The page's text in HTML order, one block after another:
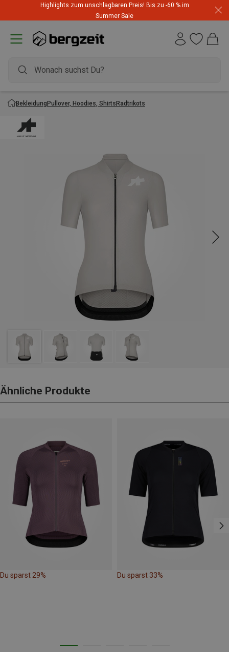
Highlights zum unschlagbaren Preis! Bis zu -60 % im
Summer Sale
BekleidungPullover, Hoodies, ShirtsRadtrikots
Ähnliche Produkte
Du sparst 29% Du sparst 33%